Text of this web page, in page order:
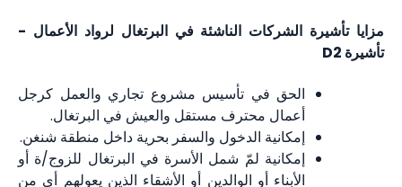
مزايا تأشيرة الشركات الناشئة في البرتغال لرواد الأعمال -
تأشيرة D2
الحق في تأسيس مشروع تجاري والعمل كرجل
أعمال محترف مستقل والعيش في البرتغال.
إمكانية الدخول والسفر بحرية داخل منطقة شنغن.
إمكانية لمّ شمل الأسرة في البرتغال للزوج/ة أو
الأبناء أو الوالدين أو الأشقاء الذين يعولهم أي من